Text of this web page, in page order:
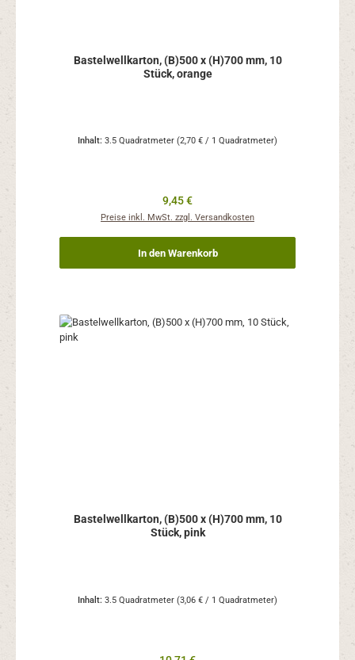
Bastelwellkarton, (B)500 x (H)700 mm, 10
Stück, orange
Inhalt: 3.5 Quadratmeter (2,70 € / 1 Quadratmeter)
Regulärer Preis:
9,45 €
Preise inkl. MwSt. zzgl. Versandkosten
In den Warenkorb
Bastelwellkarton, (B)500 x (H)700 mm, 10
Stück, pink
Inhalt: 3.5 Quadratmeter (3,06 € / 1 Quadratmeter)